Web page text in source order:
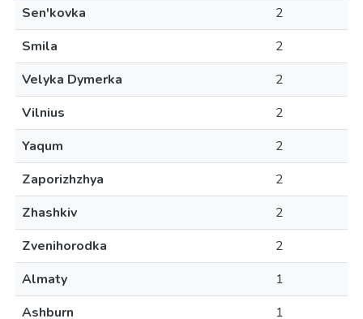
Sen'kovka
2
Smila
2
Velyka Dymerka
2
Vilnius
2
Yaqum
2
Zaporizhzhya
2
Zhashkiv
2
Zvenihorodka
2
Almaty
1
Ashburn
1